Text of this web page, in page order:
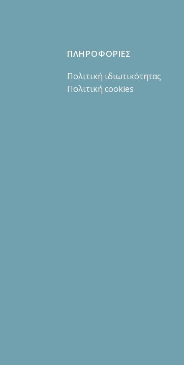
ΠΛΗΡΟΦΟΡΙΕΣ
Πολιτική ιδιωτικότητας
Πολιτική cookies